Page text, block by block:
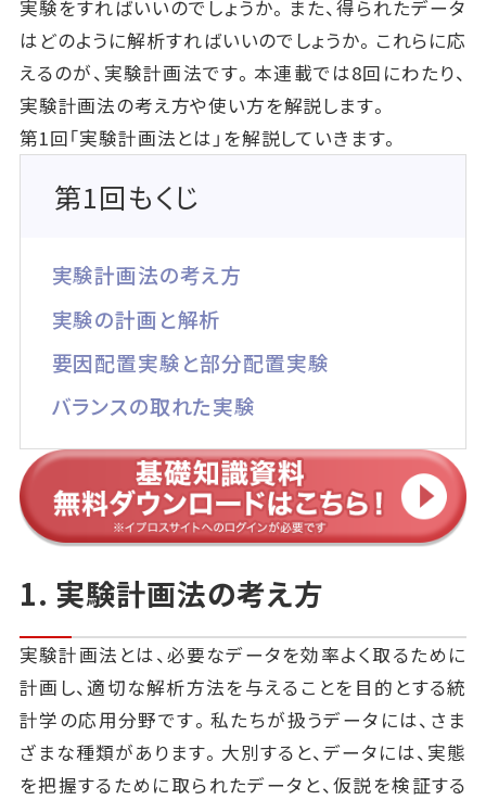
実験をすればいいのでしょうか。また、得られたデータ
はどのように解析すればいいのでしょうか。これらに応
えるのが、実験計画法です。本連載では8回にわたり、
実験計画法の考え方や使い方を解説します。
第1回「実験計画法とは」を解説していきます。
第1回もくじ
実験計画法の考え方
実験の計画と解析
要因配置実験と部分配置実験
バランスの取れた実験
1. 実験計画法の考え方
実験計画法とは、必要なデータを効率よく取るために
計画し、適切な解析方法を与えることを目的とする統
計学の応用分野です。私たちが扱うデータには、さま
ざまな種類があります。大別すると、データには、実態
を把握するために取られたデータと、仮説を検証する